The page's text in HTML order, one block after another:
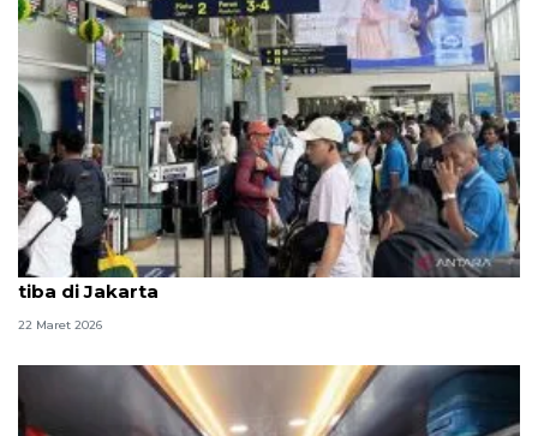
H+1 Lebaran, pemudik dan perantau mulai kembali
tiba di Jakarta
22 Maret 2026